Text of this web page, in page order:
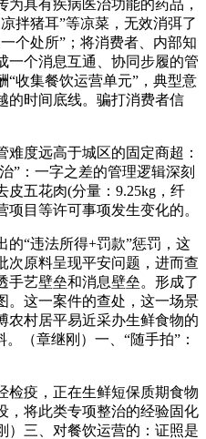
具有疾病医治功能的药品，
拌猪耳”等凉菜，无效消弭了
个处所”；将消费者、内部知
一个消息互通、协同步履的管
“收集餐饮运营单元”，典型意
的时间底线。骗打消费者信
度远高于城区的固定商超：
”：一字之差的管理逻辑深刻
皮五花肉(分量：9.25kg，纤
目等许可事项发生变化的。
“违法所得+罚款”惩罚，这
次原料呈现平安问题，进而查
手艺壁垒和消息壁垒。形成了
。这一案件的查处，这一场景
农村居平易近采办生鲜食物的
（章继刚）一、“随手拍”：
疫，正在生鲜短保质期食物
，将此类专项整治的经验固化
）三、对餐饮运营的：证照是